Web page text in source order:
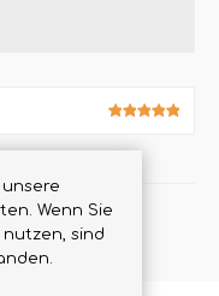
Wenn Sie
sind